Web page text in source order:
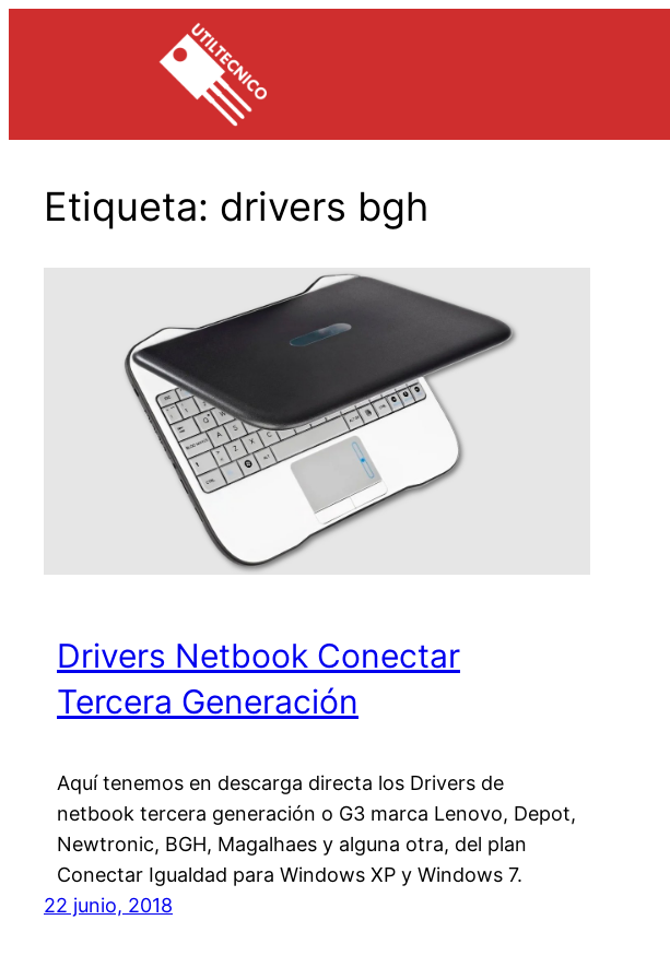
Etiqueta: drivers bgh
Drivers Netbook Conectar
Tercera Generación
Aquí tenemos en descarga directa los Drivers de
netbook tercera generación o G3 marca Lenovo, Depot,
Newtronic, BGH, Magalhaes y alguna otra, del plan
Conectar Igualdad para Windows XP y Windows 7.
22 junio, 2018